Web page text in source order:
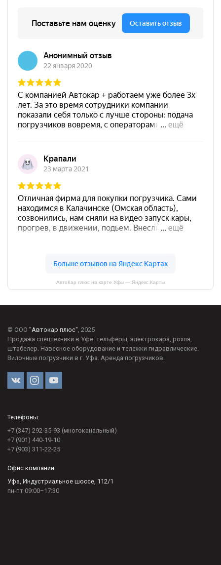
АвтоКар плюс на карте Уфы — Яндекс.Карты
© ООО "Автокар плюс", 2025
Продажа спецтехники в Уфе: тельферы, электрокара, рохля,
штабелер. Навесное оборудование и тележки гидравлические.
Вилочные погрузчики в г. Уфа. Аренда погрузчиков.
Телефоны:
+7 (347) 292-35-93 (многоканальный)
+7 (901) 440-19-10
+7 (903) 311-22-25
Офис компании:
Уфа, Индустриальное шоссе, 112/1
пн-пт 09:00–17:30